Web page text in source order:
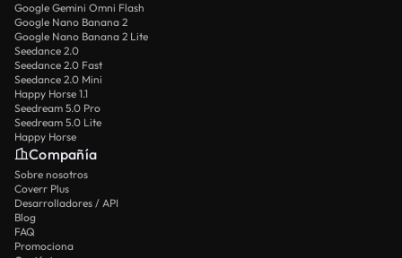
Google Gemini Omni Flash
Google Nano Banana 2
Google Nano Banana 2 Lite
Seedance 2.0
Seedance 2.0 Fast
Seedance 2.0 Mini
Happy Horse 1.1
Seedream 5.0 Pro
Seedream 5.0 Lite
Happy Horse
Compañía
Sobre nosotros
Coverr Plus
Desarrolladores / API
Blog
FAQ
Promociona